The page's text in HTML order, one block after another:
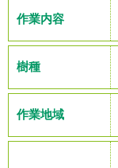
作業内容
樹種
作業地域